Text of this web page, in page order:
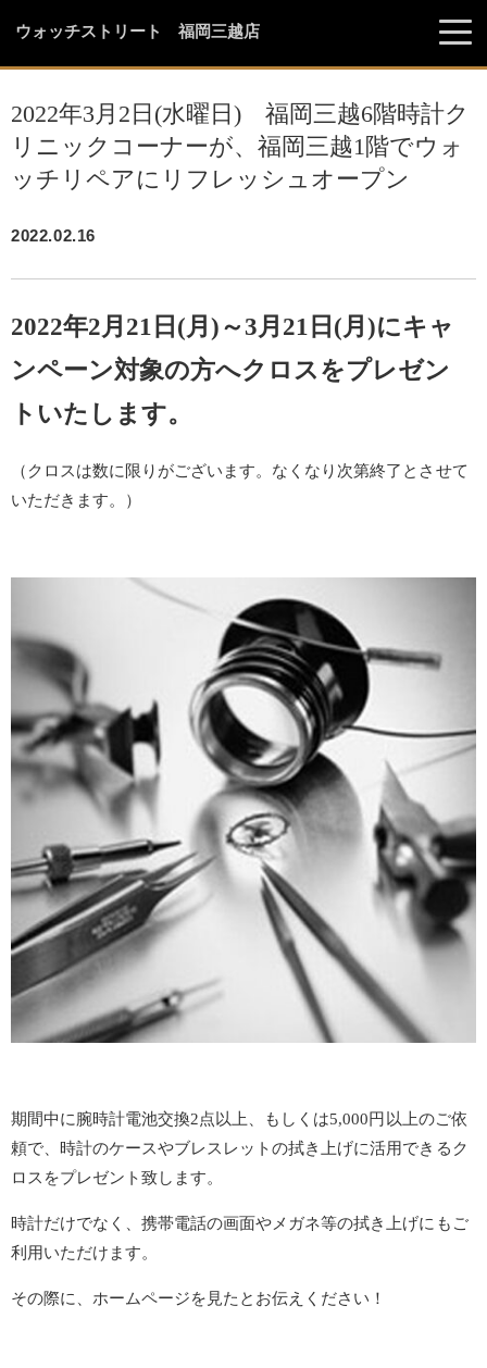
ウォッチストリート 福岡三越店
2022年3月2日(水曜日) 福岡三越6階時計ク
リニックコーナーが、福岡三越1階でウォ
ッチリペアにリフレッシュオープン
2022.02.16
2022年2月21日(月)～3月21日(月)にキャ
ンペーン対象の方へクロスをプレゼン
トいたします。
（クロスは数に限りがございます。なくなり次第終了とさせて
いただきます。）
期間中に腕時計電池交換2点以上、もしくは5,000円以上のご依
頼で、時計のケースやブレスレットの拭き上げに活用できるク
ロスをプレゼント致します。
時計だけでなく、携帯電話の画面やメガネ等の拭き上げにもご
利用いただけます。
その際に、ホームページを見たとお伝えください！